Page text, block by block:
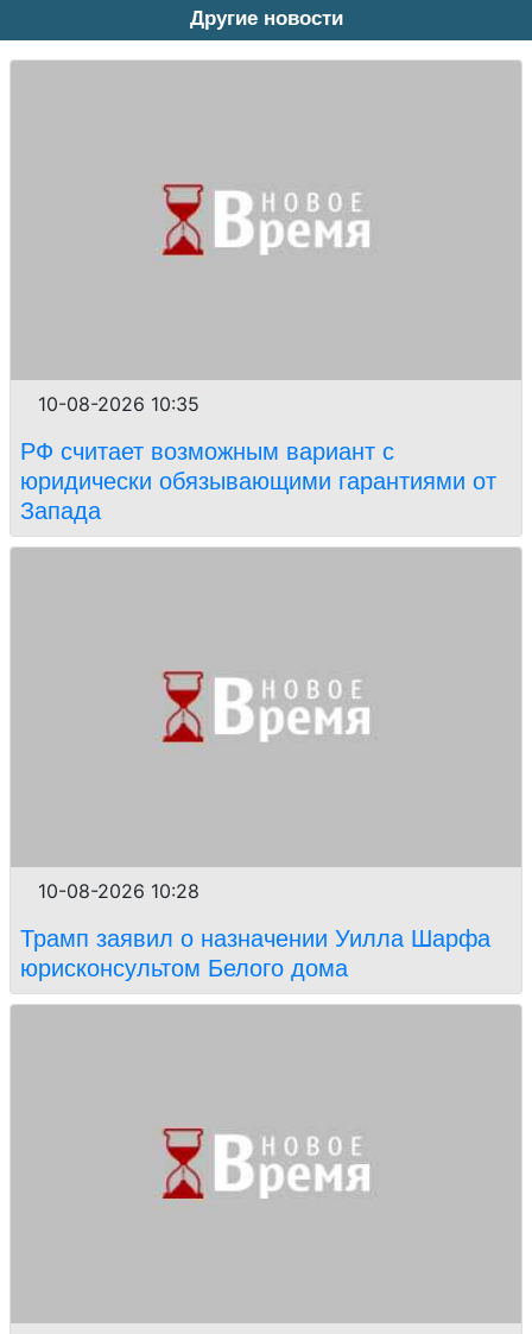
Другие новости
10-08-2026 10:35
РФ считает возможным вариант с
юридически обязывающими гарантиями от
Запада
10-08-2026 10:28
Трамп заявил о назначении Уилла Шарфа
юрисконсультом Белого дома